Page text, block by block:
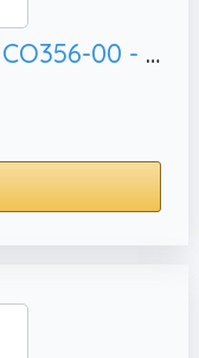
Condor 54-2019/1-TRONCO356-00 - LEOTARDO LISO bebé-niños color: TRONCO356 talla: 00